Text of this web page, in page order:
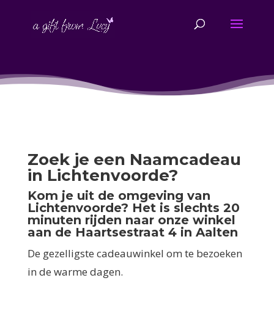
Zoek je een Naamcadeau
in Lichtenvoorde?
Kom je uit de omgeving van
Lichtenvoorde? Het is slechts 20
minuten rijden naar onze winkel
aan de Haartsestraat 4 in Aalten
De gezelligste cadeauwinkel om te bezoeken
in de warme dagen.